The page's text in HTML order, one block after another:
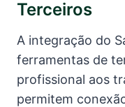
Terceiros
A integração do
ferramentas de
profissional aos
permitem